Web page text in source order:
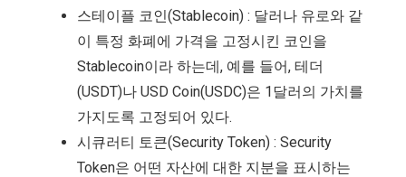
스테이플 코인(Stablecoin) : 달러나 유로와 같
이 특정 화폐에 가격을 고정시킨 코인을
Stablecoin이라 하는데, 예를 들어, 테더
(USDT)나 USD Coin(USDC)은 1달러의 가치를
가지도록 고정되어 있다.
시큐러티 토큰(Security Token) : Security
Token은 어떤 자산에 대한 지분을 표시하는